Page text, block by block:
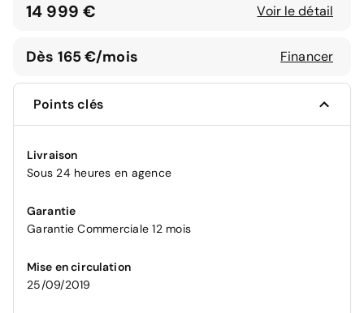
14 999 € Voir le détail
Dès 165 €/mois Financer
Points clés
Livraison
Sous 24 heures en agence
Garantie
Garantie Commerciale 12 mois
Mise en circulation
25/09/2019